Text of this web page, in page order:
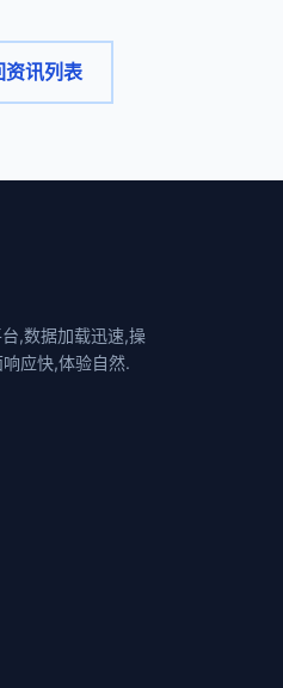
资讯列表
,数据加载迅速,操
应快,体验自然.